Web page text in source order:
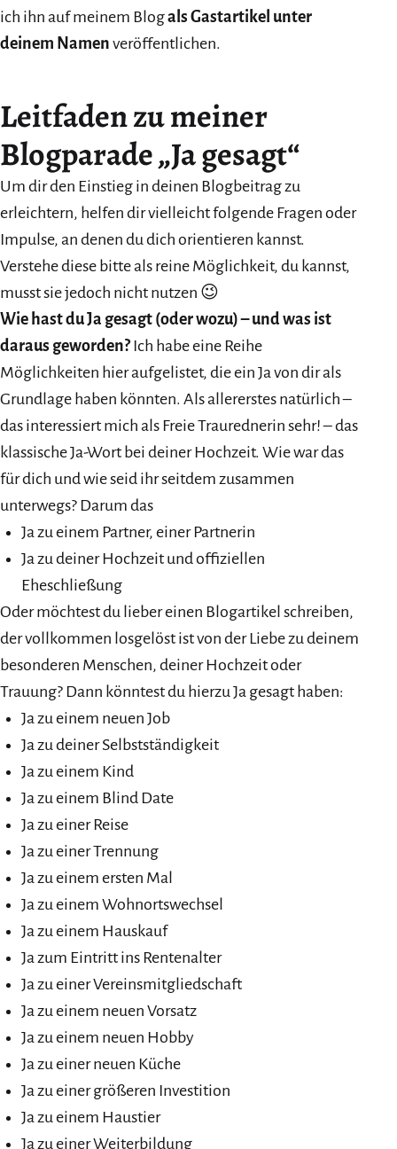
ich ihn auf meinem Blogals Gastartikel unter
deinem Namen veröffentlichen.
Leitfaden zu meiner
Blogparade „Ja gesagt“
Um dir den Einstieg in deinen Blogbeitrag zu
erleichtern, helfen dir vielleicht folgende Fragen oder
Impulse, an denen du dich orientieren kannst.
Verstehe diese bitte als reine Möglichkeit, du kannst,
musst sie jedoch nicht nutzen 😉
Wie hast du Ja gesagt (oder wozu) – und was ist
daraus geworden?Ich habe eine Reihe
Möglichkeiten hier aufgelistet, die ein Ja von dir als
Grundlage haben könnten. Als allererstes natürlich –
das interessiert mich als Freie Traurednerin sehr! – das
klassische Ja-Wort bei deiner Hochzeit. Wie war das
für dich und wie seid ihr seitdem zusammen
unterwegs? Darum das
Ja zu einem Partner, einer Partnerin
Ja zu deiner Hochzeit und offiziellen
Eheschließung
Oder möchtest du lieber einen Blogartikel schreiben,
der vollkommen losgelöst ist von der Liebe zu deinem
besonderen Menschen, deiner Hochzeit oder
Trauung? Dann könntest du hierzu Ja gesagt haben:
Ja zu einem neuen Job
Ja zu deiner Selbstständigkeit
Ja zu einem Kind
Ja zu einem Blind Date
Ja zu einer Reise
Ja zu einer Trennung
Ja zu einem ersten Mal
Ja zu einem Wohnortswechsel
Ja zu einem Hauskauf
Ja zum Eintritt ins Rentenalter
Ja zu einer Vereinsmitgliedschaft
Ja zu einem neuen Vorsatz
Ja zu einem neuen Hobby
Ja zu einer neuen Küche
Ja zu einer größeren Investition
Ja zu einem Haustier
Ja zu einer Weiterbildung